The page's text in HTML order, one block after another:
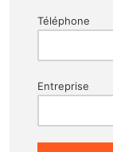
Téléphone
Entreprise